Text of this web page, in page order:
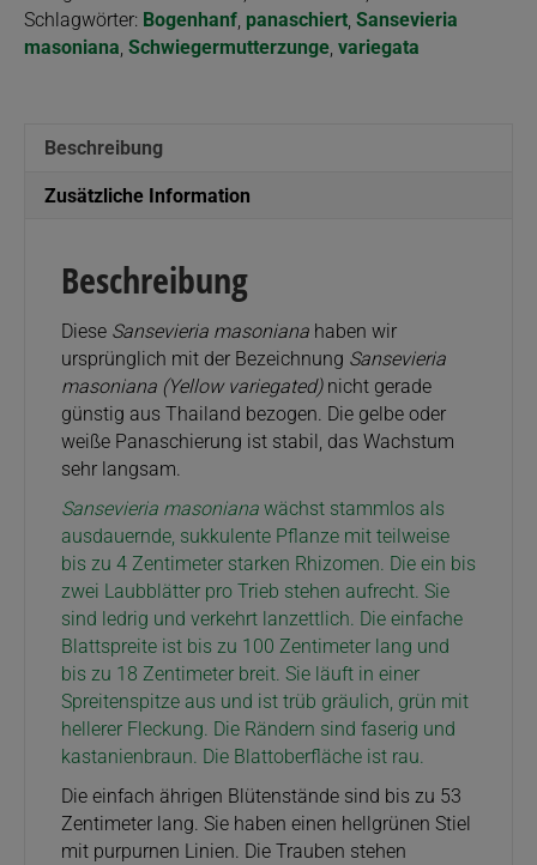
Schlagwörter: Bogenhanf, panaschiert, Sansevieria
masoniana, Schwiegermutterzunge, variegata
Beschreibung
Zusätzliche Information
Beschreibung
Diese Sansevieria masoniana haben wir
ursprünglich mit der Bezeichnung Sansevieria
masoniana (Yellow variegated)nicht gerade
günstig aus Thailand bezogen. Die gelbe oder
weiße Panaschierung ist stabil, das Wachstum
sehr langsam.
Sansevieria masoniana wächst stammlos als
ausdauernde, sukkulente Pflanze mit teilweise
bis zu 4 Zentimeter starken Rhizomen. Die ein bis
zwei Laubblätter pro Trieb stehen aufrecht. Sie
sind ledrig und verkehrt lanzettlich. Die einfache
Blattspreite ist bis zu 100 Zentimeter lang und
bis zu 18 Zentimeter breit. Sie läuft in einer
Spreitenspitze aus und ist trüb gräulich, grün mit
hellerer Fleckung. Die Rändern sind faserig und
kastanienbraun. Die Blattoberfläche ist rau.
Die einfach ährigen Blütenstände sind bis zu 53
Zentimeter lang. Sie haben einen hellgrünen Stiel
mit purpurnen Linien. Die Trauben stehen